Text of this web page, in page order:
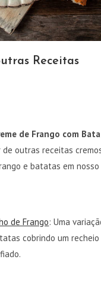
Receitas
de Frango com
outras receitas
e batatas em
de Frango: Uma
cobrindo um